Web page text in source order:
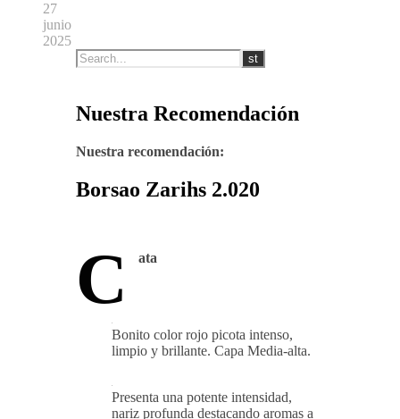
27
junio
2025
Nuestra Recomendación
Nuestra recomendación:
Borsao Zarihs 2.020
C ata
Bonito color rojo picota intenso,
limpio y brillante. Capa Media-alta.
Presenta una potente intensidad,
nariz profunda destacando aromas a